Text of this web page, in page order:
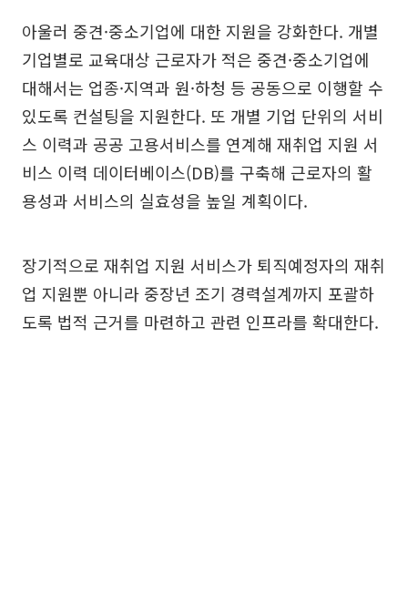
아울러 중견·중소기업에 대한 지원을 강화한다. 개별
기업별로 교육대상 근로자가 적은 중견·중소기업에
대해서는 업종·지역과 원·하청 등 공동으로 이행할 수
있도록 컨설팅을 지원한다. 또 개별 기업 단위의 서비
스 이력과 공공 고용서비스를 연계해 재취업 지원 서
비스 이력 데이터베이스(DB)를 구축해 근로자의 활
용성과 서비스의 실효성을 높일 계획이다.
장기적으로 재취업 지원 서비스가 퇴직예정자의 재취
업 지원뿐 아니라 중장년 조기 경력설계까지 포괄하
도록 법적 근거를 마련하고 관련 인프라를 확대한다.